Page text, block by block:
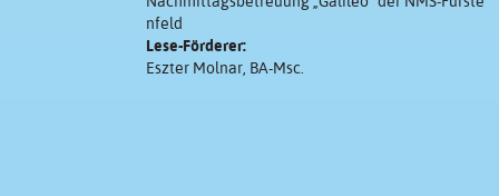
nfeld
Lese-Förderer:
Eszter Molnar, BA-Msc.